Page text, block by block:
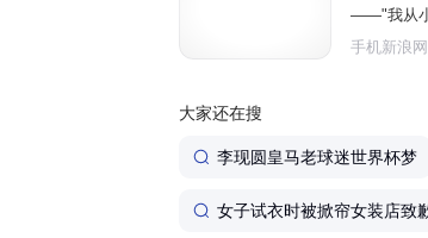
——"我从小
在北京放
手机新浪网
大家还在搜
李现圆皇马老球迷世界杯梦
女子试衣时被掀帘女装店致